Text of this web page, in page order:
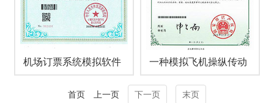
机场订票系统模拟软件 一种模拟飞机操纵传动
系统的装置
首页 上一页 下一页 末页